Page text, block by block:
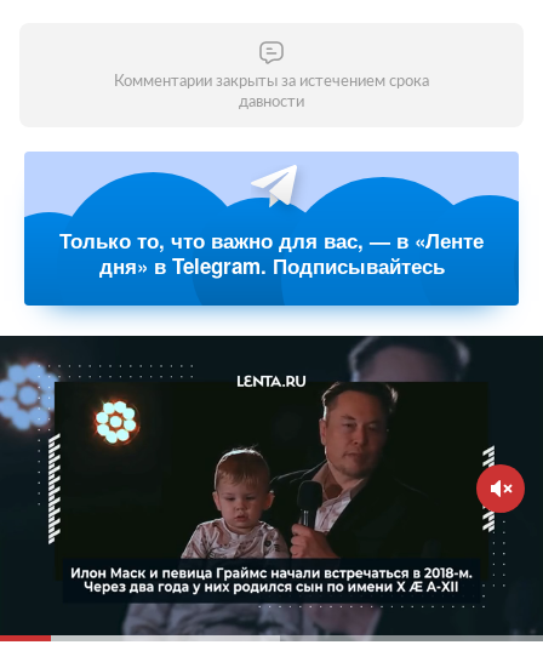
Комментарии закрыты за истечением срока
давности
Только то, что важно для вас, — в «Ленте
дня» в Telegram. Подписывайтесь